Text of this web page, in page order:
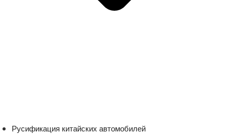
Русификация китайских автомобилей